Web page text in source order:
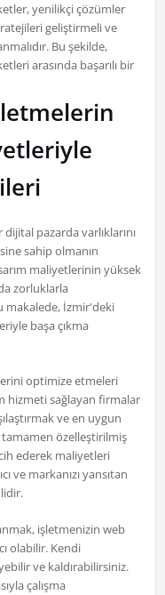
yenilikçi çözümler
geliştirmeli ve
Bu şekilde,
arasında başarılı bir
pazarda varlıklarını
sahip olmanın
maliyetlerinin yüksek
zorluklarla
makalede, İzmir'deki
başa çıkma
optimize etmeleri
hizmeti sağlayan firmalar
ve en uygun
tamamen özelleştirilmiş
ederek maliyetleri
ve markanızı yansıtan
işletmenizin web
olabilir. Kendi
ve kaldırabilirsiniz.
çalışma